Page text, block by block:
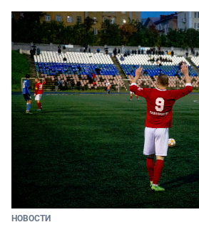
НОВОСТИ